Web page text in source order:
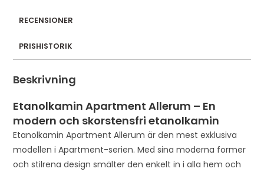
RECENSIONER
PRISHISTORIK
Beskrivning
Etanolkamin Apartment Allerum – En
modern och skorstensfri etanolkamin
Etanolkamin Apartment Allerum är den mest exklusiva
modellen i Apartment-serien. Med sina moderna former
och stilrena design smälter den enkelt in i alla hem och